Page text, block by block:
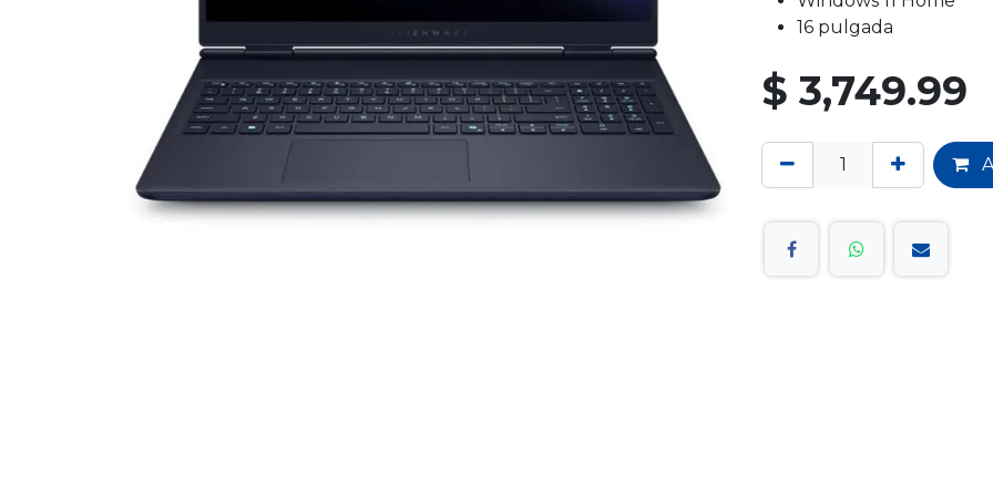
16 pulgada
$ 3,749.99